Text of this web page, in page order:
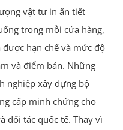
vật tư in ấn tiết
trong mỗi cửa hàng,
hạn chế và mức độ
và điểm bán. Những
nghiệp xây dựng bộ
cấp minh chứng cho
đối tác quốc tế. Thay vì